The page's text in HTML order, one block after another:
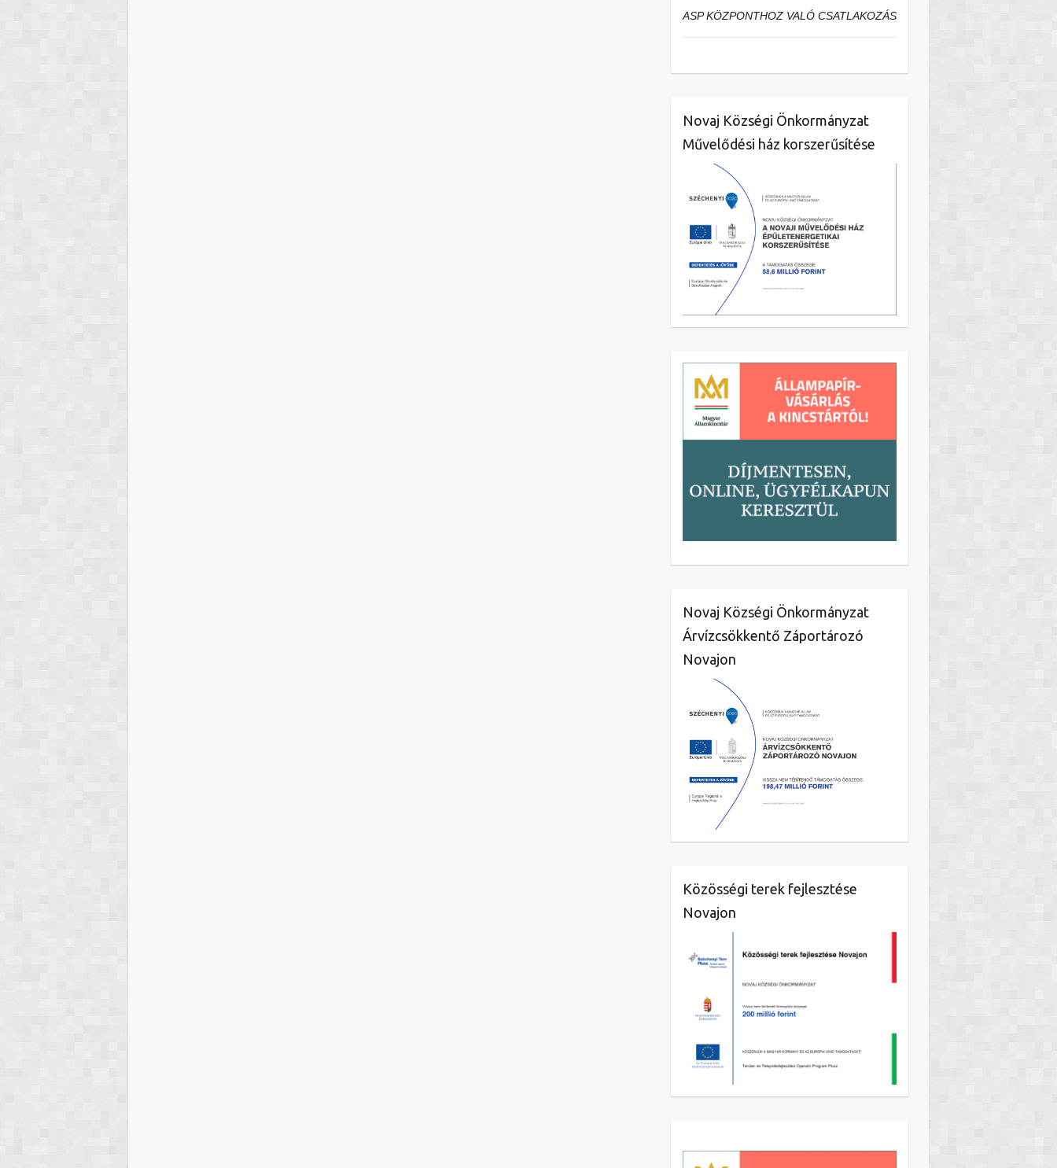
ASP KÖZPONTHOZ VALÓ CSATLAKOZÁS
Novaj Községi Önkormányzat
Művelődési ház korszerűsítése
Novaj Községi Önkormányzat
Árvízcsökkentő Záportározó
Novajon
Közösségi terek fejlesztése
Novajon